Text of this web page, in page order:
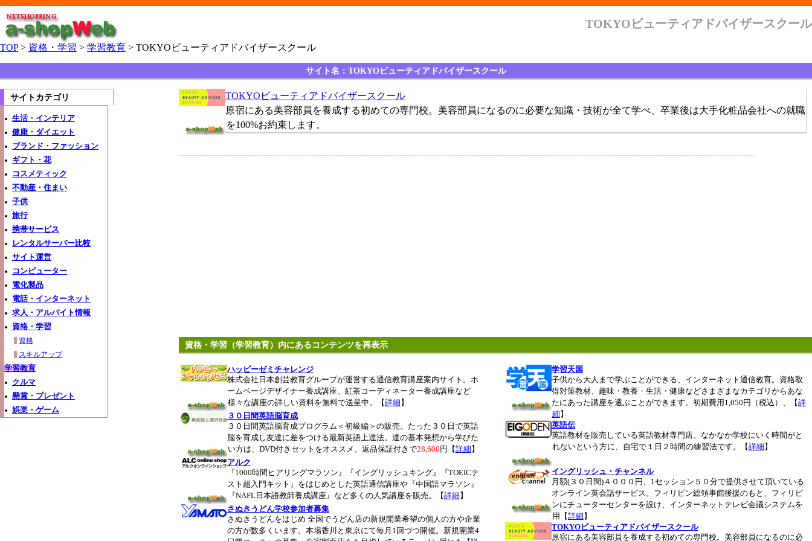
TOKYOビューティアドバイザースクール
TOP> 資格・学習 > 学習教育 > TOKYOビューティアドバイザースクール
サイト名：TOKYOビューティアドバイザースクール
サイトカテゴリ
生活・インテリア
健康・ダイエット
ブランド・ファッション
ギフト・花
コスメティック
不動産・住まい
子供
旅行
携帯サービス
レンタルサーバー比較
サイト運営
コンピューター
電化製品
電話・インターネット
求人・アルバイト情報
資格・学習
資格
スキルアップ
学習教育
クルマ
懸賞・プレゼント
娯楽・ゲーム
TOKYOビューティアドバイザースクール
原宿にある美容部員を養成する初めての専門校。美容部員になるのに必要な知識・技術が全て学べ、卒業後は大手化粧品会社への就職
を100%お約束します。
資格・学習（学習教育）内にあるコンテンツを再表示
ハッピーゼミチャレンジ
株式会社日本創芸教育グループが運営する通信教育講座案内サイト。ホ
ームページデザイナー養成講座、紅茶コーディネーター養成講座など
様々な講座の詳しい資料を無料で送呈中。【詳細 】
学習天国
子供から大人まで学ぶことができる、インターネット通信教育。資格取
得対策教材、趣味・教養・生活・健康などさまざまなカテゴリからあな
たにあった講座を選ぶことができます。初期費用1,050円（税込）、【詳
細 】
３０日間英語脳育成
３０日間英語脳育成プログラム＜初級編＞の販売。たった３０日で英語
脳を育成し友達に差をつける最新英語上達法。達の基本発想から学びた
い方は、DVD付きセットをオススメ。返品保証付きで28,600 円【詳細 】
英語伝
英語教材を販売している英語教材専門店。なかなか学校にいく時間がと
れないという方に、自宅で１日２時間の練習法です。【詳細 】
アルク
『1000時間ヒアリングマラソン』『イングリッシュキング』『TOEICテ
スト超入門キット』をはじめとした英語通信講座や『中国語マラソン』
『NAFL日本語教師養成講座』など多くの人気講座を販売。【詳細 】
イングリッシュ・チャンネル
月額(３０日間)４０００円、1セッション５０分で提供させて頂いている
オンライン英会話サービス。フィリピン総領事館後援のもと、フィリピ
ンにチューターセンターを設け、インターネットテレビ会議システムを
用【詳細 】
さぬきうどん学校参加者募集
さぬきうどんをはじめ 全国でうどん店の新規開業希望の個人の方や企業
の方が数多くいます。本場香川と東京にて毎月1回づつ開催。新規開業4
TOKYOビューティアドバイザースクール
原宿にある美容部員を養成する初めての専門校。美容部員になるのに必